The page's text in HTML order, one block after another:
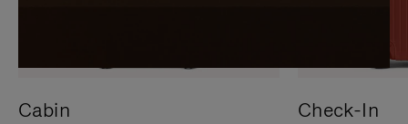
Cabin Check-In